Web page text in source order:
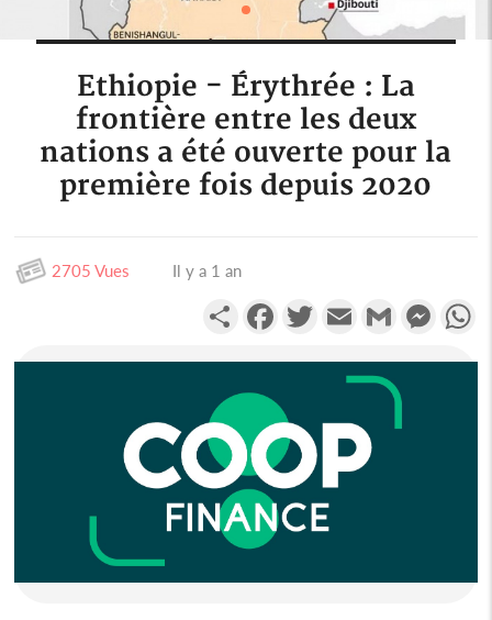
Ethiopie - Érythrée : La
frontière entre les deux
nations a été ouverte pour la
première fois depuis 2020
2705 Vues Il y a 1 an
PartagerFacebookTwitterEmail Gmail